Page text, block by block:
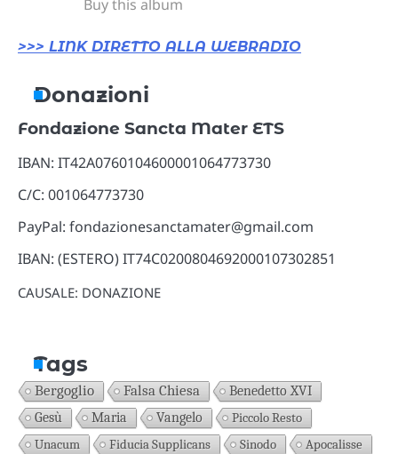
Buy this album
>>> LINK DIRETTO ALLA WEBRADIO
Donazioni
Fondazione Sancta Mater ETS
IBAN: IT42A0760104600001064773730
C/C: 001064773730
PayPal: fondazionesanctamater@gmail.com
IBAN: (ESTERO) IT74C0200804692000107302851
CAUSALE: DONAZIONE
Tags
Bergoglio Falsa Chiesa Benedetto XVI
Gesù Maria Vangelo
Piccolo Resto
Unacum
Fiducia Supplicans Sinodo
Apocalisse